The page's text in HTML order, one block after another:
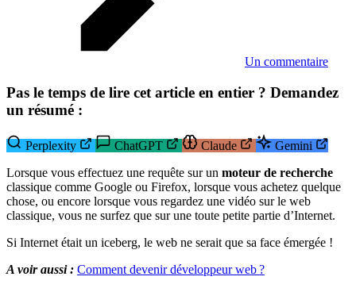
Un commentaire
Pas le temps de lire cet article en entier ? Demandez
un résumé :
Perplexity ChatGPT Claude
Gemini
Lorsque vous effectuez une requête sur un moteur de recherche
classique comme Google ou Firefox, lorsque vous achetez quelque
chose, ou encore lorsque vous regardez une vidéo sur le web
classique, vous ne surfez que sur une toute petite partie d’Internet.
Si Internet était un iceberg, le web ne serait que sa face émergée !
A voir aussi : Comment devenir développeur web ?